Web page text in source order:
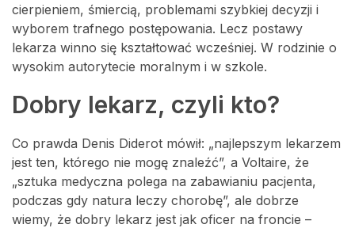
cierpieniem, śmiercią, problemami szybkiej decyzji i
wyborem trafnego postępowania. Lecz postawy
lekarza winno się kształtować wcześniej. W rodzinie o
wysokim autorytecie moralnym i w szkole.
Dobry lekarz, czyli kto?
Co prawda Denis Diderot mówił: „najlepszym lekarzem
jest ten, którego nie mogę znaleźć”, a Voltaire, że
„sztuka medyczna polega na zabawianiu pacjenta,
podczas gdy natura leczy chorobę”, ale dobrze
wiemy, że dobry lekarz jest jak oficer na froncie –